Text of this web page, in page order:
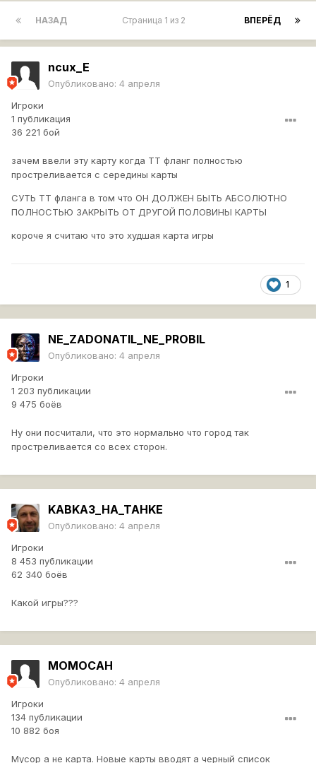
НАЗАД ВПЕРЁД
Страница 1 из 2
ncux_E
Опубликовано: 4 апреля
Игроки
1 публикация
36 221 бой
зачем ввели эту карту когда ТТ фланг полностью
простреливается с середины карты
СУТЬ ТТ фланга в том что ОН ДОЛЖЕН БЫТЬ АБСОЛЮТНО
ПОЛНОСТЬЮ ЗАКРЫТЬ ОТ ДРУГОЙ ПОЛОВИНЫ КАРТЫ
короче я считаю что это худшая карта игры
1
NE_ZADONATIL_NE_PROBIL
Опубликовано: 4 апреля
Игроки
1 203 публикации
9 475 боёв
Ну они посчитали, что это нормально что город так
простреливается со всех сторон.
KABKA3_HA_TAHKE
Опубликовано: 4 апреля
Игроки
8 453 публикации
62 340 боёв
Какой игры???
MOMOCAH
Опубликовано: 4 апреля
Игроки
134 публикации
10 882 боя
Мусор а не карта. Новые карты вводят а черный список